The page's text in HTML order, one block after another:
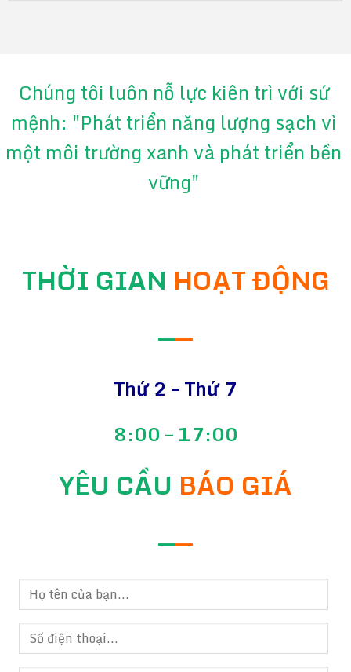
Chúng tôi luôn nỗ lực kiên trì với sứ
mệnh: "Phát triển năng lượng sạch vì
một môi trường xanh và phát triển bền
vững"
THỜI GIAN HOẠT ĐỘNG
——
Thứ 2 – Thứ 7
8:00 – 17:00
YÊU CẦU BÁO GIÁ
——